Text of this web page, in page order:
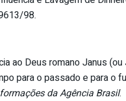
98.
ao Deus romano Janus
para o passado e para o
da Agência Brasil.